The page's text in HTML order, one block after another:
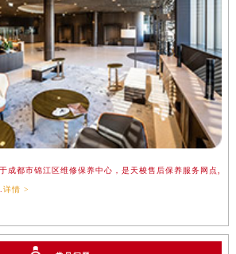
成都市锦江区维修保养中心，是天梭售后保养服务网点,
详情 >